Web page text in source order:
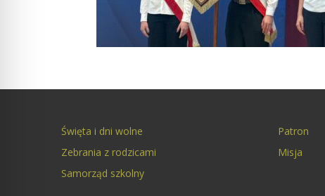
Święta i dni wolne
Zebrania z rodzicami
Samorząd szkolny
Patron
Misja